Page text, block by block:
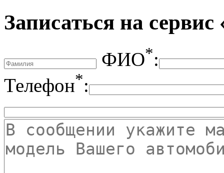
Записаться на
ФИО*:
Телефон*: